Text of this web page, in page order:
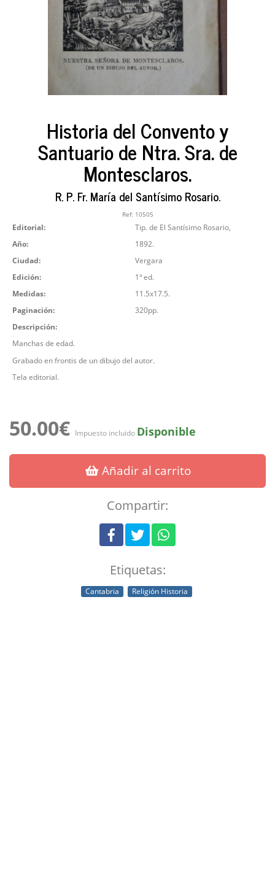
Historia del Convento y
Santuario de Ntra. Sra. de
Montesclaros.
R. P. Fr. María del Santísimo Rosario.
Ref: 10505
Editorial:
Tip. de El Santísimo Rosario,
Año:
1892.
Ciudad:
Vergara
Edición:
1ª ed.
Medidas:
11.5x17.5.
Paginación:
320pp.
Descripción:
Manchas de edad.
Grabado en frontis de un dibujo del autor.
Tela editorial.
50.00€ Impuesto incluido Disponible
Añadir al carrito
Compartir:
Etiquetas:
Cantabria Religión Historia